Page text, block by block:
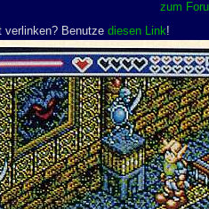
zum
Benutze diesen Link!